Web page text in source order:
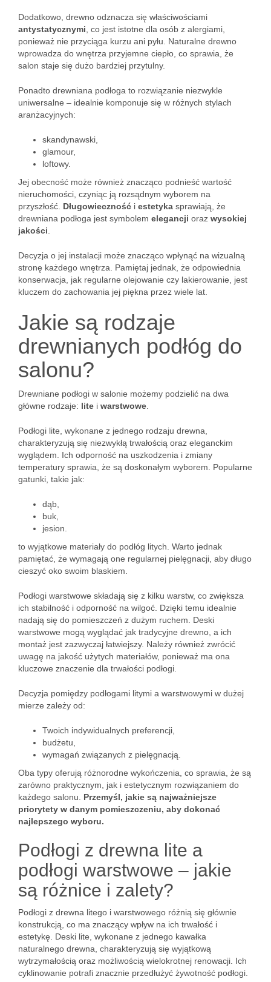
Dodatkowo, drewno odznacza się właściwościami
antystatycznymi , co jest istotne dla osób z alergiami,
ponieważ nie przyciąga kurzu ani pyłu. Naturalne drewno
wprowadza do wnętrza przyjemne ciepło, co sprawia, że
salon staje się dużo bardziej przytulny.
Ponadto drewniana podłoga to rozwiązanie niezwykle
uniwersalne – idealnie komponuje się w różnych stylach
aranżacyjnych:
skandynawski,
glamour,
loftowy.
Jej obecność może również znacząco podnieść wartość
nieruchomości, czyniąc ją rozsądnym wyborem na
przyszłość. Długowieczność i estetyka sprawiają, że
drewniana podłoga jest symbolem elegancji oraz wysokiej
jakości
Decyzja o jej instalacji może znacząco wpłynąć na wizualną
stronę każdego wnętrza. Pamiętaj jednak, że odpowiednia
konserwacja, jak regularne olejowanie czy lakierowanie, jest
kluczem do zachowania jej piękna przez wiele lat.
Jakie są rodzaje
drewnianych podłóg do
salonu?
Drewniane podłogi w salonie możemy podzielić na dwa
główne rodzaje: lite i warstwowe
Podłogi lite, wykonane z jednego rodzaju drewna,
charakteryzują się niezwykłą trwałością oraz eleganckim
wyglądem. Ich odporność na uszkodzenia i zmiany
temperatury sprawia, że są doskonałym wyborem. Popularne
gatunki, takie jak:
dąb,
buk,
jesion.
to wyjątkowe materiały do podłóg litych. Warto jednak
pamiętać, że wymagają one regularnej pielęgnacji, aby długo
cieszyć oko swoim blaskiem.
Podłogi warstwowe składają się z kilku warstw, co zwiększa
ich stabilność i odporność na wilgoć. Dzięki temu idealnie
nadają się do pomieszczeń z dużym ruchem. Deski
warstwowe mogą wyglądać jak tradycyjne drewno, a ich
montaż jest zazwyczaj łatwiejszy. Należy również zwrócić
uwagę na jakość użytych materiałów, ponieważ ma ona
kluczowe znaczenie dla trwałości podłogi.
Decyzja pomiędzy podłogami litymi a warstwowymi w dużej
mierze zależy od:
Twoich indywidualnych preferencji,
budżetu,
wymagań związanych z pielęgnacją.
Oba typy oferują różnorodne wykończenia, co sprawia, że są
zarówno praktycznym, jak i estetycznym rozwiązaniem do
każdego salonu. Przemyśl, jakie są najważniejsze
priorytety w danym pomieszczeniu, aby dokonać
najlepszego wyboru.
Podłogi z drewna lite a
podłogi warstwowe – jakie
są różnice i zalety?
Podłogi z drewna litego i warstwowego różnią się głównie
konstrukcją, co ma znaczący wpływ na ich trwałość i
estetykę. Deski lite, wykonane z jednego kawałka
naturalnego drewna, charakteryzują się wyjątkową
wytrzymałością oraz możliwością wielokrotnej renowacji. Ich
cyklinowanie potrafi znacznie przedłużyć żywotność podłogi.